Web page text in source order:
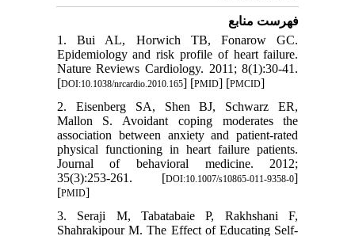
فهرست منابع
1. Bui AL, Horwich TB, Fonarow GC.
Epidemiology and risk profile of heart failure.
Nature Reviews Cardiology. 2011; 8(1):30-41.
[DOI:10.1038/nrcardio.2010.165] [PMID] [PMCID]
2. Eisenberg SA, Shen BJ, Schwarz ER,
Mallon S. Avoidant coping moderates the
association between anxiety and patient-rated
physical functioning in heart failure patients.
Journal of behavioral medicine. 2012;
35(3):253-261. [DOI:10.1007/s10865-011-9358-0]
[PMID]
3. Seraji M, Tabatabaie P, Rakhshani F,
Shahrakipour M. The Effect of Educating Self-